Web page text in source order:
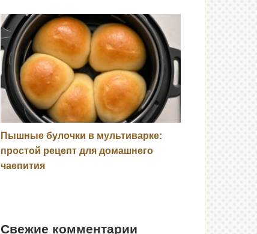
Пышные булочки в мультиварке:
простой рецепт для домашнего
чаепития
Свежие комментарии